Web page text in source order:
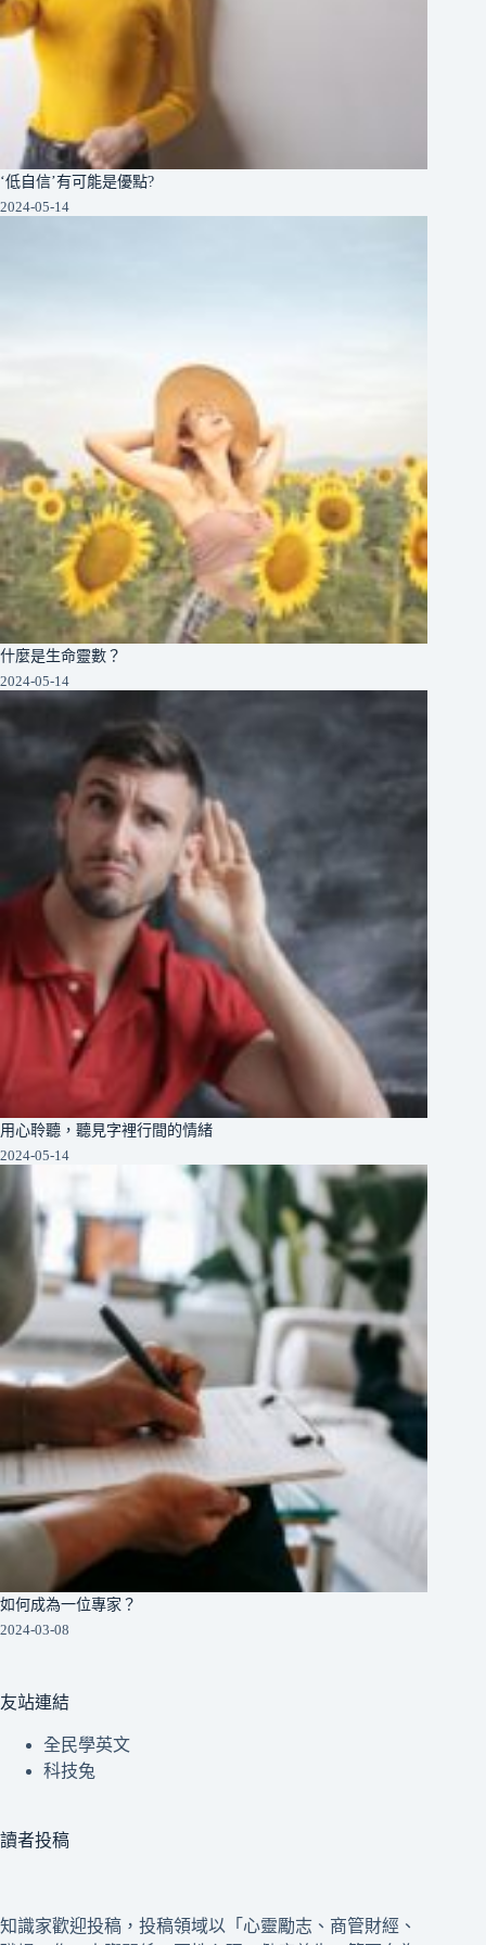
‘低自信’有可能是優點?
2024-05-14
什麼是生命靈數？
2024-05-14
用心聆聽，聽見字裡行間的情緒
2024-05-14
如何成為一位專家？
2024-03-08
友站連結
全民學英文
科技兔
讀者投稿
知識家歡迎投稿，投稿領域以「心靈勵志、商管財經、